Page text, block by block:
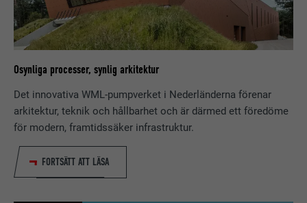
Osynliga processer, synlig arkitektur
Det innovativa WML-pumpverket i Nederländerna förenar
arkitektur, teknik och hållbarhet och är därmed ett föredöme
för modern, framtidssäker infrastruktur.
FORTSÄTT ATT LÄSA